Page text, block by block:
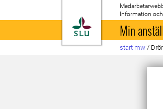
Till startsida
Information
Min
start mw /